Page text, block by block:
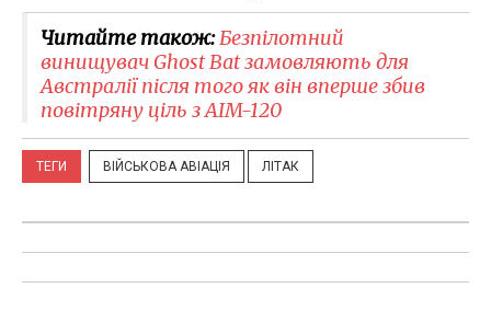
Читайте також:Безпілотний
винищувач Ghost Bat замовляють для
Австралії після того як він вперше збив
повітряну ціль з AIM-120
ТЕГИ ВІЙСЬКОВА АВІАЦІЯ ЛІТАК